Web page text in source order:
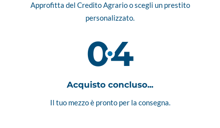
Approfitta del Credito Agrario o scegli un prestito
personalizzato.
04
Acquisto concluso...
Il tuo mezzo è pronto per la consegna.